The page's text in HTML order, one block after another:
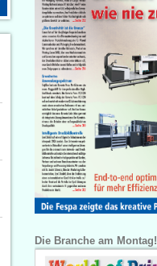
Die Branche am Montag!